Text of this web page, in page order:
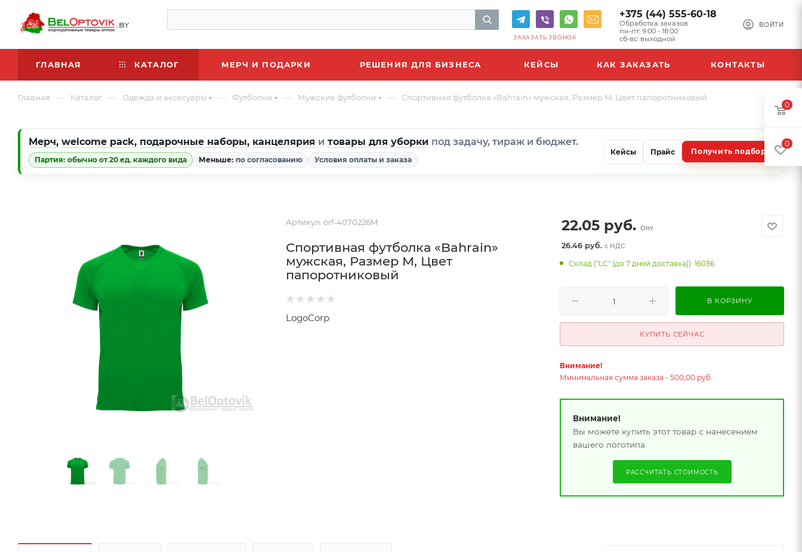
ВОЙТИ
+375 (44) 555-60-18
Обработка заказов
пн-пт: 9:00 - 18:00
сб-вс: выходной
ЗАКАЗАТЬ ЗВОНОК
ГЛАВНАЯ КАТАЛОГ МЕРЧ И ПОДАРКИ РЕШЕНИЯ ДЛЯ БИЗНЕСА КЕЙСЫ КАК ЗАКАЗАТЬ КОНТАКТЫ
Главная — Каталог — Одежда и аксесуары — Футболки — Мужские футболки — Спортивная футболка «Bahrain» мужская, Размер M, Цвет папоротниковый
Мерч, welcome pack, подарочные наборы, канцелярия и товары для уборки под задачу, тираж и бюджет.
Партия: обычно от 20 ед. каждого вида Меньше: по согласованию Условия оплаты и заказа
Кейсы Прайс Получить подбор
Артикул: orf-4070226M
Спортивная футболка «Bahrain»
мужская, Размер M, Цвет
папоротниковый
LogoCorp
22.05 руб. Опт
26.46 руб.с НДС
Склад ("LC" (до 7 дней доставка)): 16036
В КОРЗИНУ
КУПИТЬ СЕЙЧАС
Внимание!
Минимальная сумма заказа - 500,00 руб.
Внимание!
Вы можете купить этот товар с нанесением
вашего логотипа
РАССЧИТАТЬ СТОИМОСТЬ
0
0